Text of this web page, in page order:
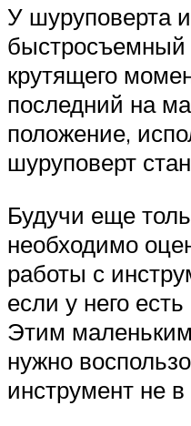
У шуруповерта
быстросъемный
крутящего
последний на
положение,
шуруповерт
Будучи еще
необходимо
работы с
если у него
Этим
нужно
инструмент не в